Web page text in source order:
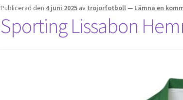
Publicerad den 4 juni 2025 av trojorfotboll— Lämna en
Sporting Lissabon